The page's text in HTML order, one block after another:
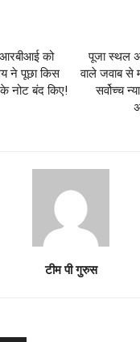
को
ने पूछा किस
नोट बंद किए!
पूजा स्थल
वाले जवाब से
सर्वोच्च
टीम पी गुरुस